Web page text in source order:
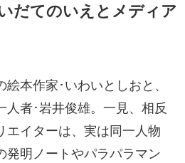
だてのいえとメディア
本作家･いわいとしおと、
人者･岩井俊雄。一見、相反
エイターは、実は同一人物
発明ノートやパラパラマン